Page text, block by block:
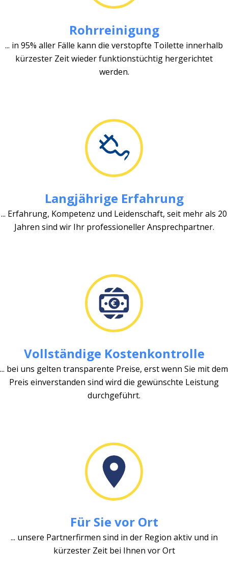
Rohrreinigung
... in 95% aller Fälle kann die verstopfte Toilette innerhalb
kürzester Zeit wieder funktionstüchtig hergerichtet
werden.
Langjährige Erfahrung
... Erfahrung, Kompetenz und Leidenschaft, seit mehr als 20
Jahren sind wir Ihr professioneller Ansprechpartner.
Vollständige Kostenkontrolle
... bei uns gelten transparente Preise, erst wenn Sie mit dem
Preis einverstanden sind wird die gewünschte Leistung
durchgeführt.
Für Sie vor Ort
... unsere Partnerfirmen sind in der Region aktiv und in
kürzester Zeit bei Ihnen vor Ort